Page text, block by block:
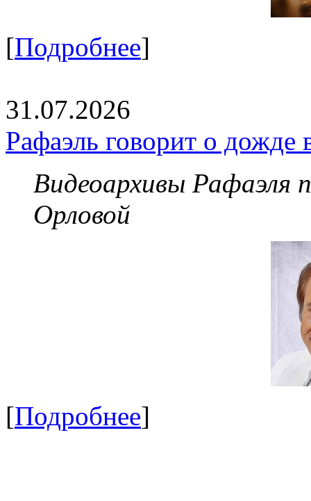
[Подробнее]
31.07.2026
Рафаэль говорит о дожде
Видеоархивы Рафаэля
Орловой
[Подробнее]